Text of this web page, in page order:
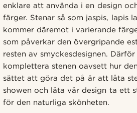
enklare att använda i en design
färger. Stenar så som jaspis, lapis
kommer däremot i varierande
som påverkar den övergripande
resten av smyckesdesignen.
komplettera stenen oavsett hur
sättet att göra det på är att låta
showen och låta vår design ta ett
för den naturliga skönheten.